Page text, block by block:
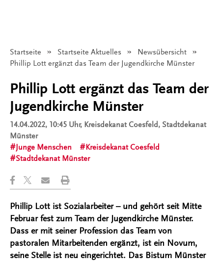
Startseite Startseite Aktuelles
Newsübersicht
Angezeigt:
Phillip Lott ergänzt das Team der Jugendkirche Münster
Phillip Lott ergänzt das Team der
Jugendkirche Münster
14.04.2022, 10:45 Uhr, Kreisdekanat Coesfeld, Stadtdekanat
Münster
Junge Menschen
Kreisdekanat Coesfeld
Stadtdekanat Münster
Phillip Lott ist Sozialarbeiter – und gehört seit Mitte
Februar fest zum Team der Jugendkirche Münster.
Dass er mit seiner Profession das Team von
pastoralen Mitarbeitenden ergänzt, ist ein Novum,
seine Stelle ist neu eingerichtet. Das Bistum Münster